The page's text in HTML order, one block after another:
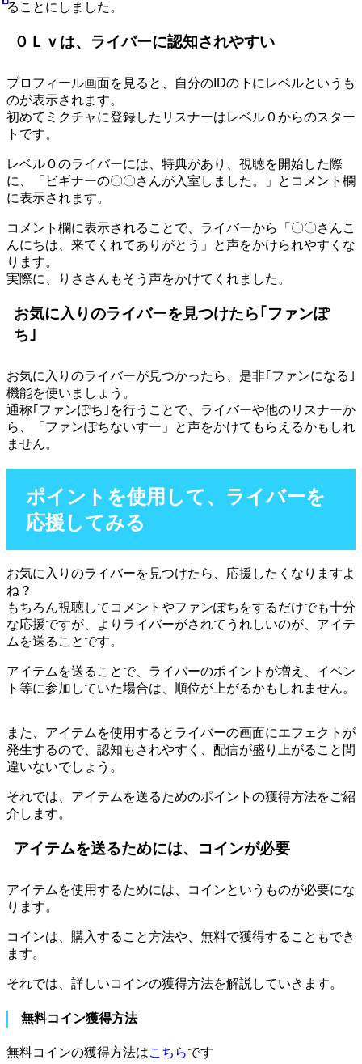
ることにしました。
０Ｌｖは、ライバーに認知されやすい
プロフィール画面を見ると、自分のIDの下にレベルというも
のが表示されます。
初めてミクチャに登録したリスナーはレベル０からのスター
トです。
レベル０のライバーには、特典があり、視聴を開始した際
に、「ビギナーの〇〇さんが入室しました。」とコメント欄
に表示されます。
コメント欄に表示されることで、ライバーから「〇〇さんこ
んにちは、来てくれてありがとう」と声をかけられやすくな
ります。
実際に、りささんもそう声をかけてくれました。
お気に入りのライバーを見つけたら｢ファンぽ
ち｣
お気に入りのライバーが見つかったら、是非｢ファンになる｣
機能を使いましょう。
通称｢ファンぽち｣を行うことで、ライバーや他のリスナーか
ら、「ファンぽちないすー」と声をかけてもらえるかもしれ
ません。
ポイントを使用して、ライバーを
応援してみる
お気に入りのライバーを見つけたら、応援したくなりますよ
ね？
もちろん視聴してコメントやファンぽちをするだけでも十分
な応援ですが、よりライバーがされてうれしいのが、アイテ
ムを送ることです。
アイテムを送ることで、ライバーのポイントが増え、イベン
ト等に参加していた場合は、順位が上がるかもしれません。
また、アイテムを使用するとライバーの画面にエフェクトが
発生するので、認知もされやすく、配信が盛り上がること間
違いないでしょう。
それでは、アイテムを送るためのポイントの獲得方法をご紹
介します。
アイテムを送るためには、コインが必要
アイテムを使用するためには、コインというものが必要にな
ります。
コインは、購入すること方法や、無料で獲得することもでき
ます。
それでは、詳しいコインの獲得方法を解説していきます。
無料コイン獲得方法
無料コインの獲得方法はこちらです